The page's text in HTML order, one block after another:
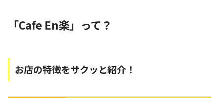
「Cafe En楽」って？
お店の特徴をサクッと紹介！